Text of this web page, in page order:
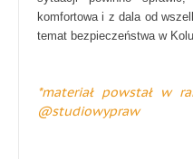
komfortowa i z dala od
temat bezpieczeństwa w
*materiał powstał w
@studiowypraw